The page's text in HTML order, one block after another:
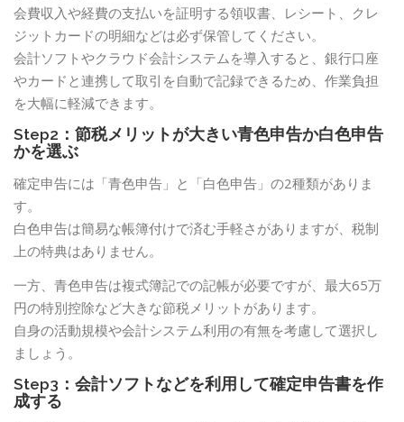
会費収入や経費の支払いを証明する領収書、レシート、クレ
ジットカードの明細などは必ず保管してください。
会計ソフトやクラウド会計システムを導入すると、銀行口座
やカードと連携して取引を自動で記録できるため、作業負担
を大幅に軽減できます。
Step2：節税メリットが大きい青色申告か白色申告
かを選ぶ
確定申告には「青色申告」と「白色申告」の2種類がありま
す。
白色申告は簡易な帳簿付けで済む手軽さがありますが、税制
上の特典はありません。
一方、青色申告は複式簿記での記帳が必要ですが、最大65万
円の特別控除など大きな節税メリットがあります。
自身の活動規模や会計システム利用の有無を考慮して選択し
ましょう。
Step3：会計ソフトなどを利用して確定申告書を作
成する